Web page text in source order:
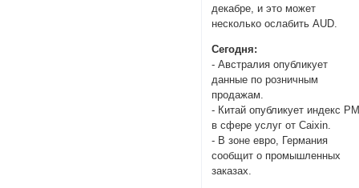
декабре, и это может
несколько ослабить AUD.
Cегодня:
- Австралия опубликует
данные по розничным
продажам.
- Китай опубликует индекс
в сфере услуг от Caixin.
- В зоне евро, Германия
сообщит о промышленных
заказах.